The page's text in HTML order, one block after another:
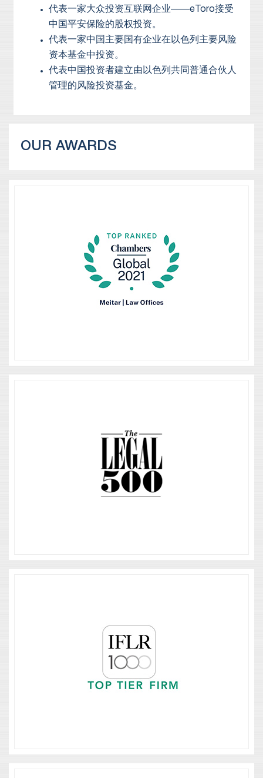
代表一家大众投资互联网企业——eToro接受
中国平安保险的股权投资。
代表一家中国主要国有企业在以色列主要风险
资本基金中投资。
代表中国投资者建立由以色列共同普通合伙人
管理的风险投资基金。
OUR AWARDS